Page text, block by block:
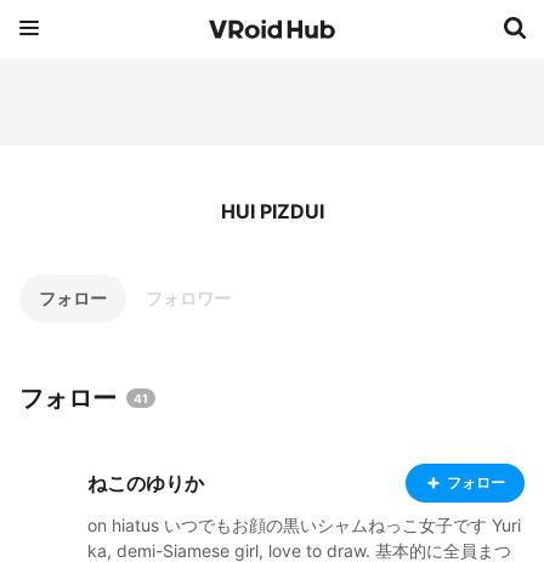
HUI PIZDUI
フォロー フォロワー
フォロー 41
ねこのゆりか フォロー
on hiatus いつでもお顔の黒いシャムねっこ女子です Yuri
ka, demi-Siamese girl, love to draw. 基本的に全員まつ